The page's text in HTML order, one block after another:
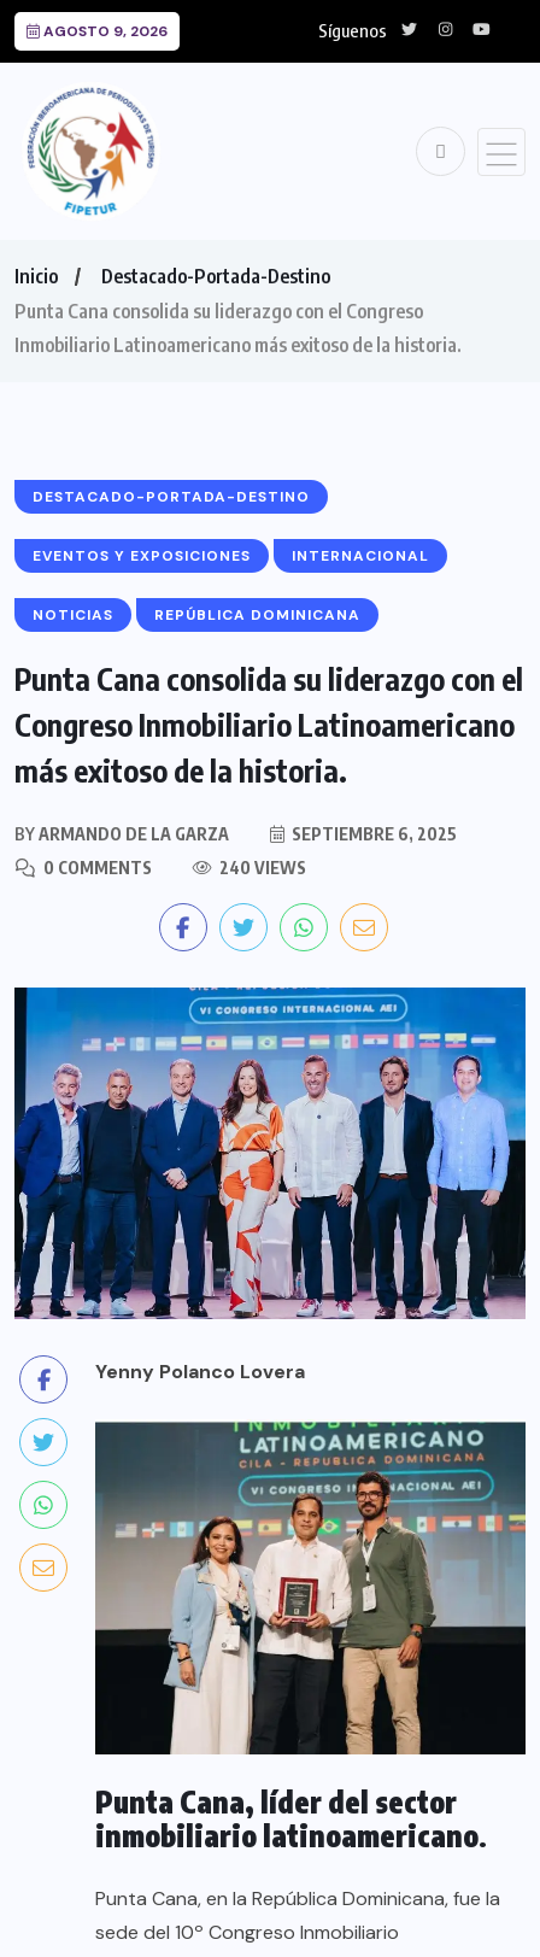
AGOSTO 9, 2026 Síguenos
Inicio
Destacado-Portada-Destino
Punta Cana consolida su liderazgo con el Congreso
Inmobiliario Latinoamericano más exitoso de la historia.
DESTACADO-PORTADA-DESTINO
EVENTOS Y EXPOSICIONES INTERNACIONAL
NOTICIAS REPÚBLICA DOMINICANA
Punta Cana consolida su liderazgo con el
Congreso Inmobiliario Latinoamericano
más exitoso de la historia.
BYARMANDO DE LA GARZA
SEPTIEMBRE 6, 2025
0 COMMENTS
240 VIEWS
Yenny Polanco Lovera
Punta Cana, líder del sector
inmobiliario latinoamericano.
​Punta Cana, en la República Dominicana, fue la
sede del 10º Congreso Inmobiliario